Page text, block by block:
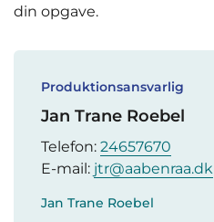
din opgave.
Produktionsansvarlig
Jan Trane Roebel
Telefon: 24657670
E-mail: jtr@aabenraa.dk
Jan Trane Roebel